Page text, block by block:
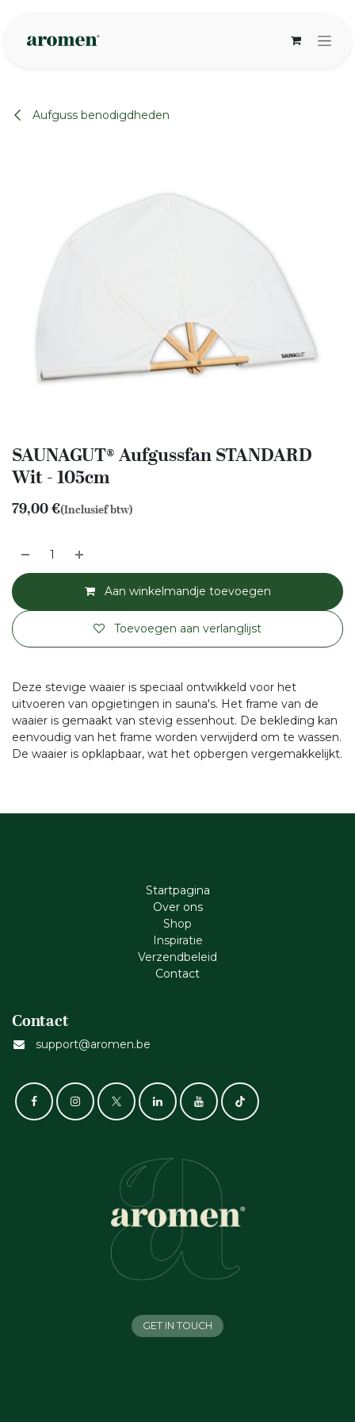
Aufguss benodigdheden
SAUNAGUT® Aufgussfan STANDARD
Wit - 105cm
79,00€(Inclusief btw)
Aan winkelmandje toevoegen
Toevoegen aan verlanglijst
Deze stevige waaier is speciaal ontwikkeld voor het
uitvoeren van opgietingen in sauna's. Het frame van de
waaier is gemaakt van stevig essenhout. De bekleding kan
eenvoudig van het frame worden verwijderd om te wassen.
De waaier is opklapbaar, wat het opbergen vergemakkelijkt.
Startpagina
Ove​r​ ons
Shop
Inspiratie
Verzendbeleid
Cont​act
Contact
support@aromen.be
GET IN TOUCH